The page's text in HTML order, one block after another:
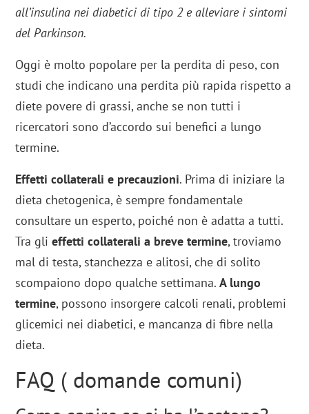
all’insulina nei diabetici di tipo 2 e alleviare i sintomi
del Parkinson.
Oggi è molto popolare per la perdita di peso, con
studi che indicano una perdita più rapida rispetto a
diete povere di grassi, anche se non tutti i
ricercatori sono d’accordo sui benefici a lungo
termine.
Effetti collaterali e precauzioni. Prima di iniziare la
dieta chetogenica, è sempre fondamentale
consultare un esperto, poiché non è adatta a tutti.
Tra glieffetti collaterali a breve termine, troviamo
mal di testa, stanchezza e alitosi, che di solito
scompaiono dopo qualche settimana.A lungo
termine, possono insorgere calcoli renali, problemi
glicemici nei diabetici, e mancanza di fibre nella
dieta.
FAQ ( domande comuni)